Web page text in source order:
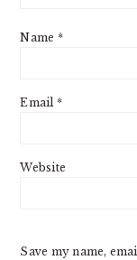
Name *
Email *
Website
Save my name,